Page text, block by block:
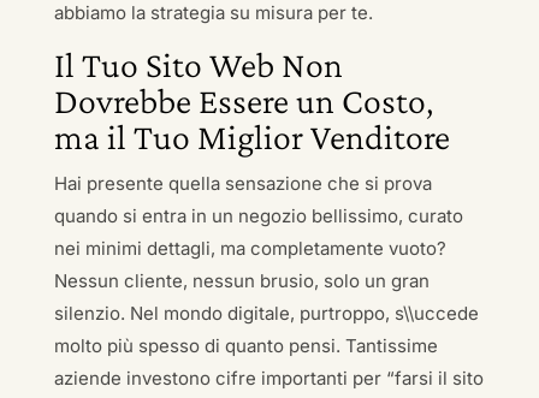
abbiamo la strategia su misura per te.
Il Tuo Sito Web Non
Dovrebbe Essere un Costo,
ma il Tuo Miglior Venditore
Hai presente quella sensazione che si prova
quando si entra in un negozio bellissimo, curato
nei minimi dettagli, ma completamente vuoto?
Nessun cliente, nessun brusio, solo un gran
silenzio. Nel mondo digitale, purtroppo, s\\uccede
molto più spesso di quanto pensi. Tantissime
aziende investono cifre importanti per “farsi il sito